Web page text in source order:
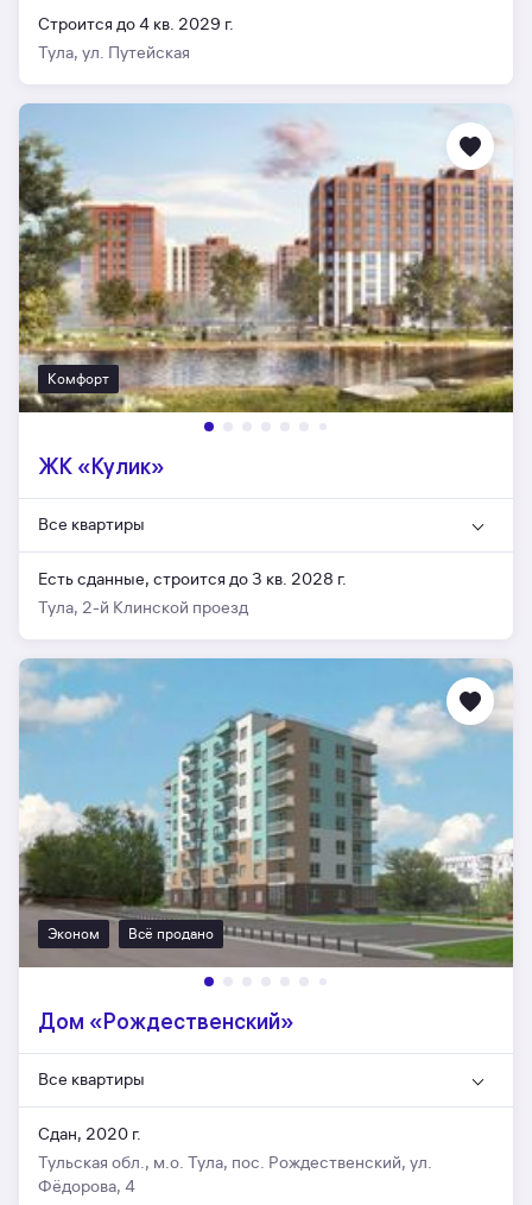
Строится до 4 кв. 2029 г.
Тула, ул. Путейская
Комфорт
ЖК «Кулик»
Все квартиры
Есть сданные, строится до 3 кв. 2028 г.
Тула, 2-й Клинской проезд
Эконом Всё продано
Дом «Рождественский»
Все квартиры
Сдан, 2020 г.
Тульская обл., м.о. Тула, пос. Рождественский, ул.
Фёдорова, 4